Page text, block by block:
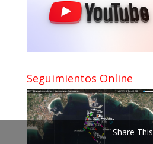
Seguimientos Online
Share This